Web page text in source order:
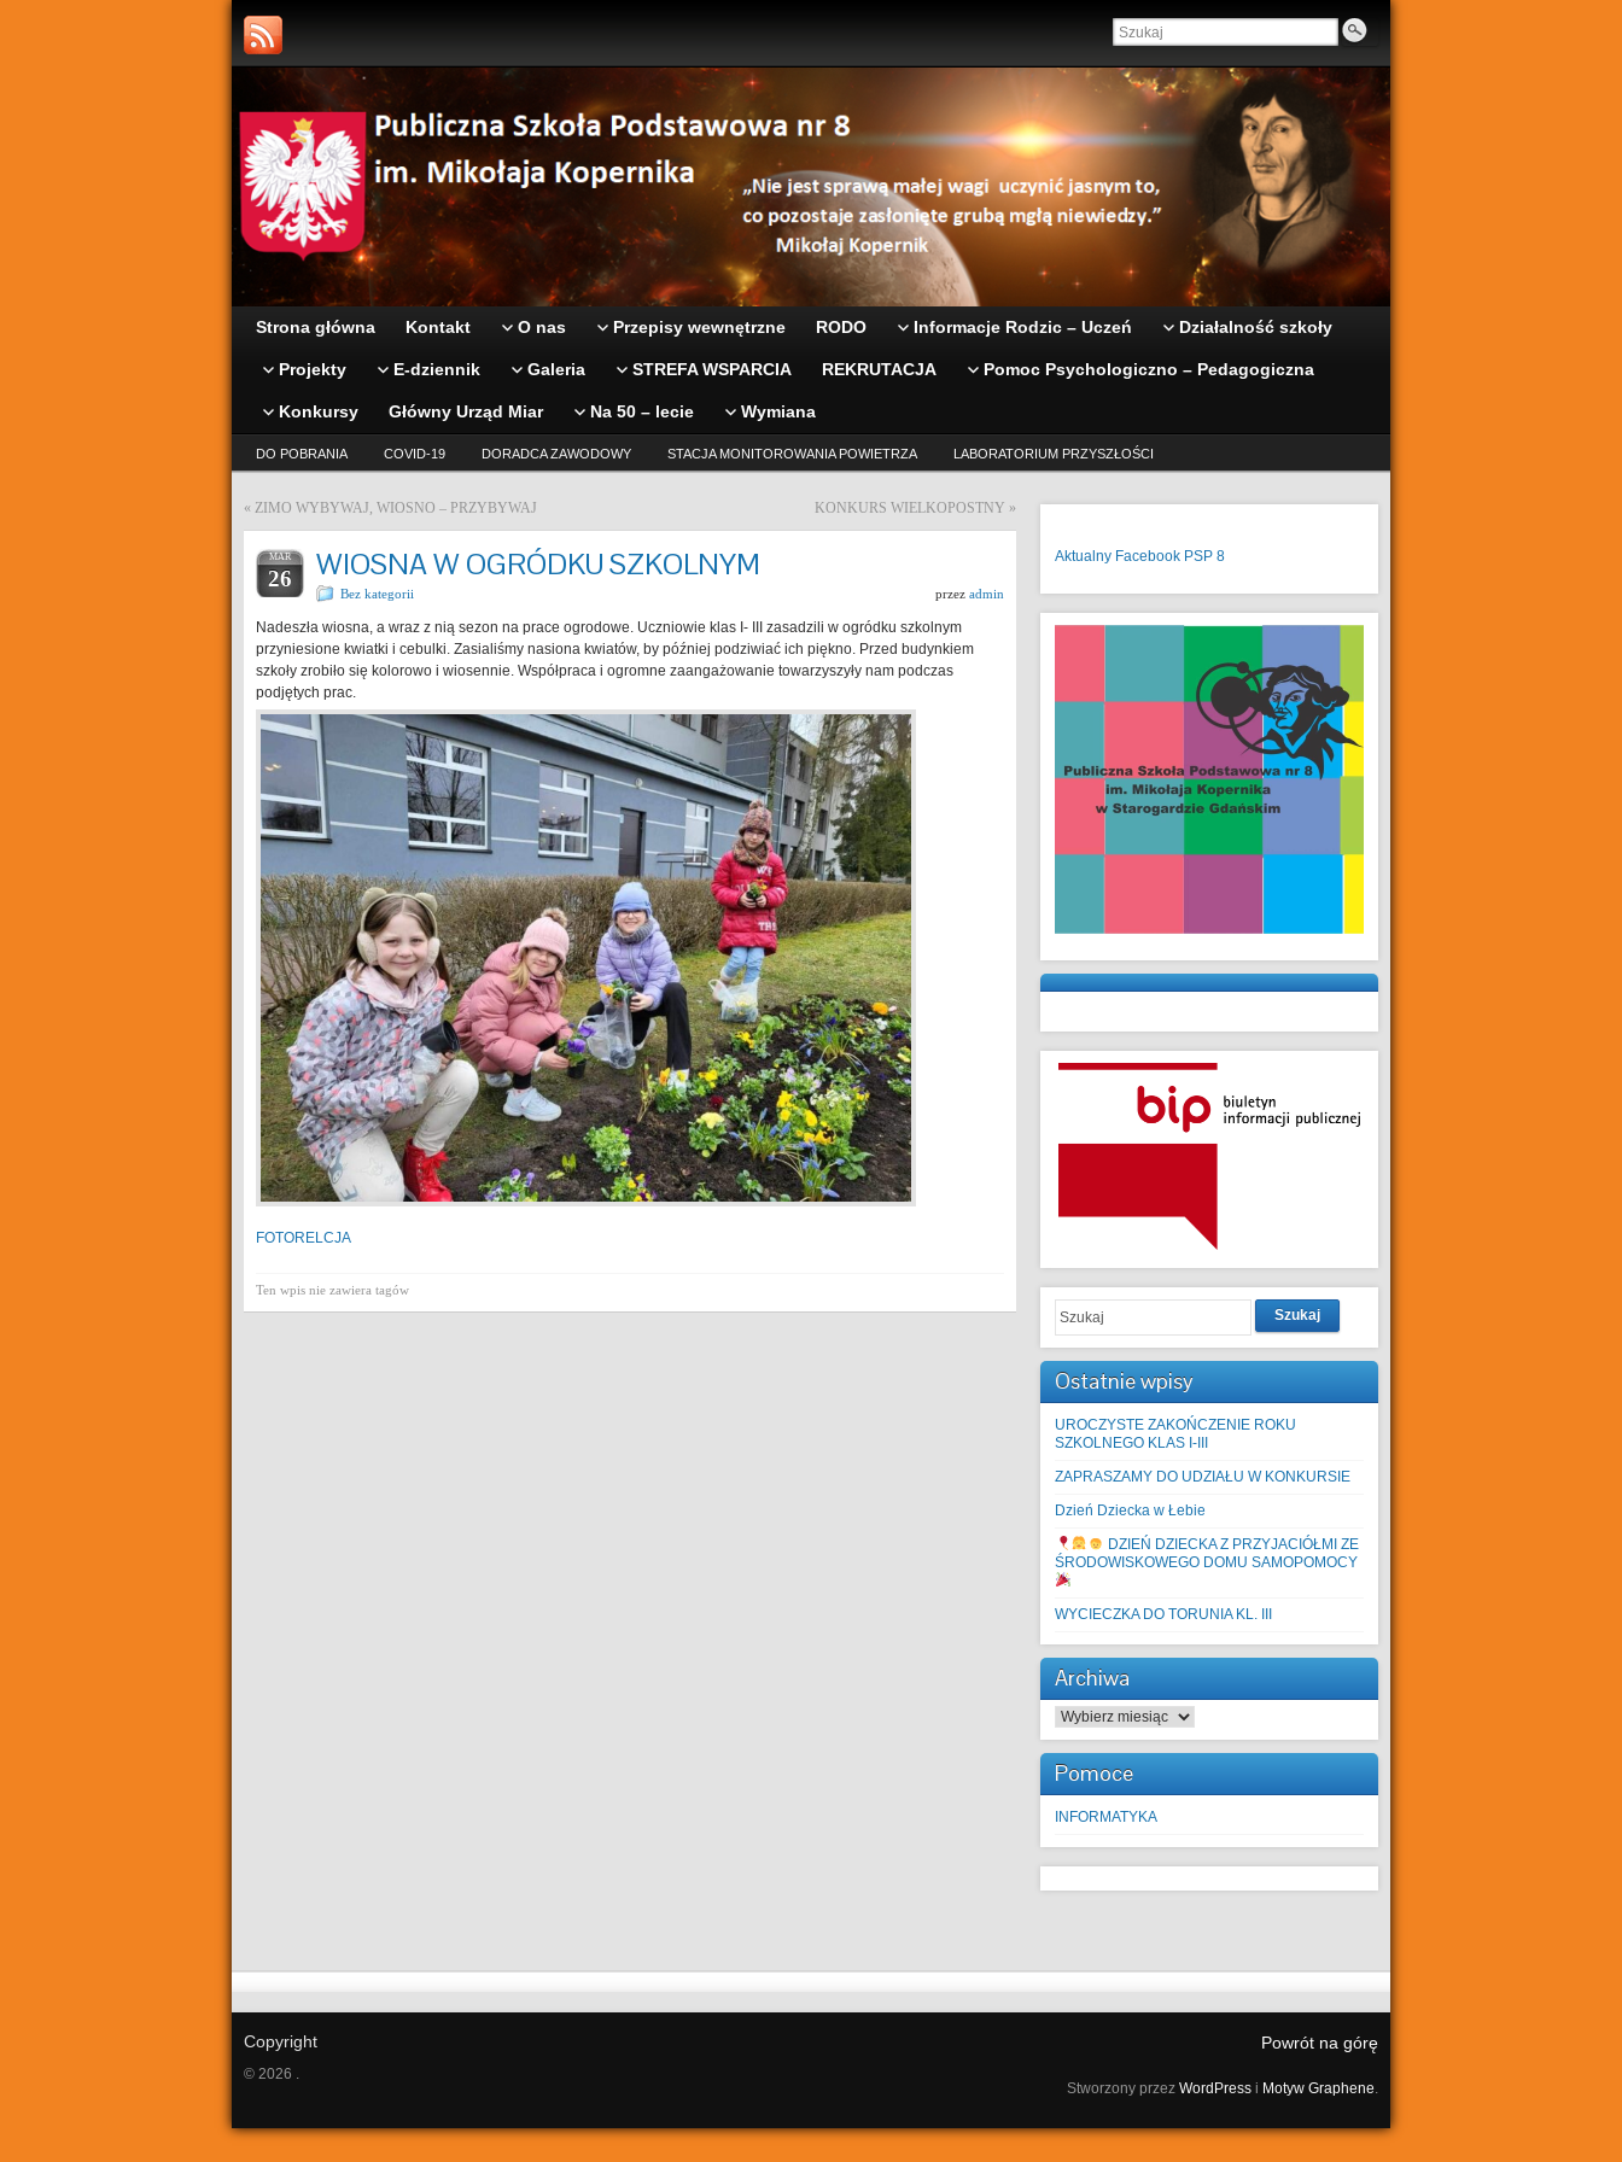
Strona główna Kontakt O nas Przepisy wewnętrzne RODO Informacje Rodzic – Uczeń Działalność szkoły
Projekty E-dziennik Galeria STREFA WSPARCIA REKRUTACJA Pomoc Psychologiczno – Pedagogiczna
Konkursy Główny Urząd Miar Na 50 – lecie Wymiana
DO POBRANIA COVID-19 DORADCA ZAWODOWY STACJA MONITOROWANIA POWIETRZA LABORATORIUM PRZYSZŁOŚCI
« ZIMO WYBYWAJ, WIOSNO – PRZYBYWAJ KONKURS WIELKOPOSTNY »
MAR
26 WIOSNA W OGRÓDKU SZKOLNYM
Bez kategorii przez admin
Nadeszła wiosna, a wraz z nią sezon na prace ogrodowe. Uczniowie klas I- III zasadzili w ogródku szkolnym
przyniesione kwiatki i cebulki. Zasialiśmy nasiona kwiatów, by później podziwiać ich piękno. Przed budynkiem
szkoły zrobiło się kolorowo i wiosennie. Współpraca i ogromne zaangażowanie towarzyszyły nam podczas
podjętych prac.
FOTORELCJA
Ten wpis nie zawiera tagów
Aktualny Facebook PSP 8
Szukaj
Ostatnie wpisy
UROCZYSTE ZAKOŃCZENIE ROKU
SZKOLNEGO KLAS I-III
ZAPRASZAMY DO UDZIAŁU W KONKURSIE
Dzień Dziecka w Łebie
DZIEŃ DZIECKA Z PRZYJACIÓŁMI ZE
ŚRODOWISKOWEGO DOMU SAMOPOMOCY
WYCIECZKA DO TORUNIA KL. III
Archiwa
Archiwa
Pomoce
INFORMATYKA
Copyright
© 2026 .
Powrót na górę
Stworzony przez WordPress i Motyw Graphene